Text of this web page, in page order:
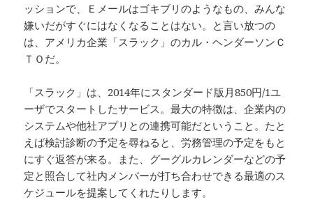
ッションで、Ｅメールはゴキブリのようなもの、みんな
嫌いだがすぐにはなくなることはない。と言い放つの
は、アメリカ企業「スラック」のカル・ヘンダーソンＣ
ＴＯだ。
「スラック」は、2014年にスタンダード版月850円/1ユ
ーザでスタートしたサービス。最大の特徴は、企業内の
システムや他社アプリとの連携可能だということ。たと
えば検討診断の予定を尋ねると、労務管理の予定をもと
にすぐ返答が来る。また、グーグルカレンダーなどの予
定と照合して社内メンバーが打ち合わせできる最適のス
ケジュールを提案してくれたりします。